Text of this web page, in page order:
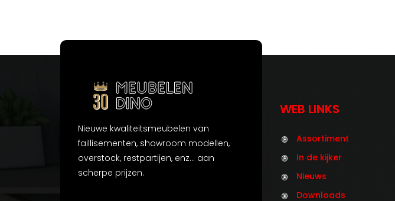
Nieuwe kwaliteitsmeubelen van
faillisementen, showroom modellen,
overstock, restpartijen, enz... aan
scherpe prijzen.
WEB LINKS
Assortiment
In de kijker
Nieuws
Downloads